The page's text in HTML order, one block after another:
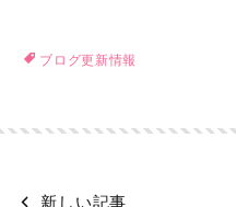
ブログ更新情報
新しい記事